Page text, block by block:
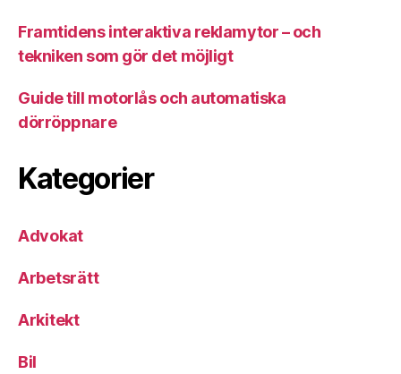
Framtidens interaktiva reklamytor – och
tekniken som gör det möjligt
Guide till motorlås och automatiska
dörröppnare
Kategorier
Advokat
Arbetsrätt
Arkitekt
Bil